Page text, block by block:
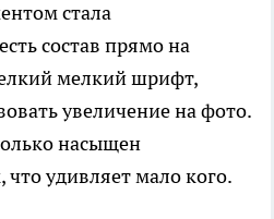
стала
состав прямо на
мелкий шрифт,
увеличение на фото.
насыщен
удивляет мало кого.